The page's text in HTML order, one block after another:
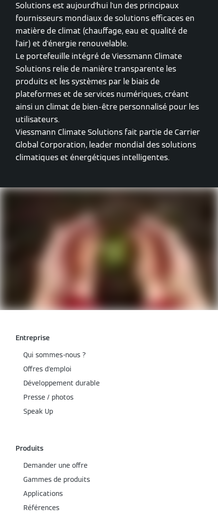
Solutions est aujourd'hui l'un des principaux
fournisseurs mondiaux de solutions efficaces en
matière de climat (chauffage, eau et qualité de
l'air) et d'énergie renouvelable.
Le portefeuille intégré de Viessmann Climate
Solutions relie de manière transparente les
produits et les systèmes par le biais de
plateformes et de services numériques, créant
ainsi un climat de bien-être personnalisé pour les
utilisateurs.
Viessmann Climate Solutions fait partie de Carrier
Global Corporation, leader mondial des solutions
climatiques et énergétiques intelligentes.
Entreprise
Qui sommes-nous ?
Offres d'emploi
Développement durable
Presse / photos
Speak Up
Produits
Demander une offre
Gammes de produits
Applications
Références